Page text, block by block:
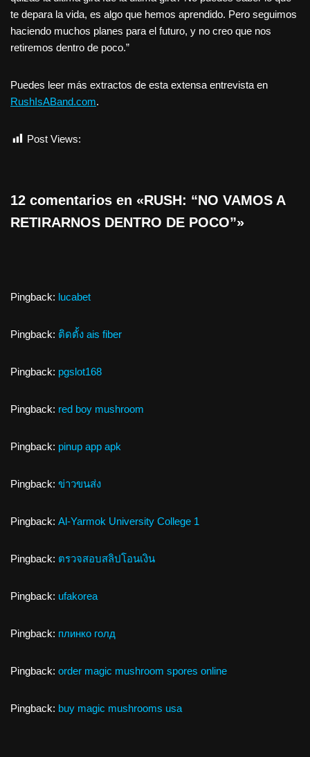
te depara la vida, es algo que hemos aprendido. Pero seguimos
haciendo muchos planes para el futuro, y no creo que nos
retiremos dentro de poco.”
Puedes leer más extractos de esta extensa entrevista en
RushIsABand.com.
Post Views:
12 comentarios en «RUSH: “NO VAMOS A
RETIRARNOS DENTRO DE POCO”»
Pingback: lucabet
Pingback: ติดตั้ง ais fiber
Pingback: pgslot168
Pingback: red boy mushroom
Pingback: pinup app apk
Pingback: ข่าวขนส่ง
Pingback: Al-Yarmok University College 1
Pingback: ตรวจสอบสลิปโอนเงิน
Pingback: ufakorea
Pingback: плинко голд
Pingback: order magic mushroom spores online
Pingback: buy magic mushrooms usa